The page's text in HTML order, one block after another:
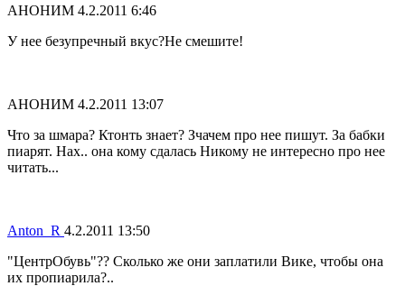
АНОНИМ 4.2.2011 6:46
У нее безупречный вкус?Не смешите!
АНОНИМ 4.2.2011 13:07
Что за шмара? Ктонть знает? Зчачем про нее пишут. За бабки
пиарят. Нах.. она кому сдалась Никому не интересно про нее
читать...
Anton_R 4.2.2011 13:50
"ЦентрОбувь"?? Сколько же они заплатили Вике, чтобы она
их пропиарила?..